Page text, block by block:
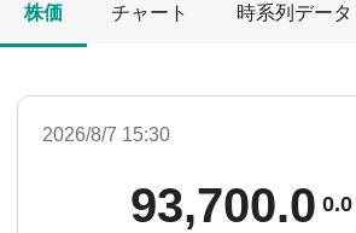
株価 チャート 時系列データ
2026/8/7 15:30
93,700.0 0.0